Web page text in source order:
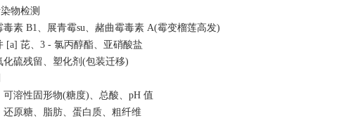
物检测
素 B1、展青霉su、赭曲霉毒素 A(霉变榴莲高发)
[a] 芘、3 - 氯丙醇酯、亚硝酸盐
化硫残留、塑化剂(包装迁移)
溶性固形物(糖度)、总酸、pH 值
还原糖、脂肪、蛋白质、粗纤维